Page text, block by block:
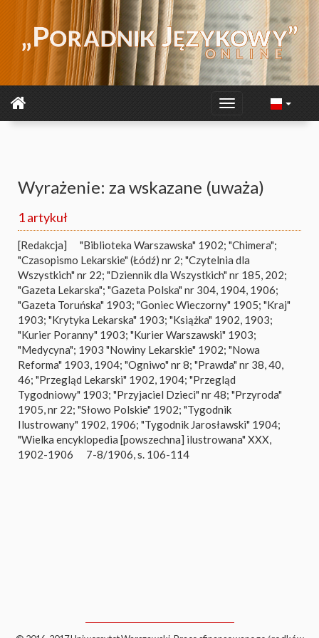
Wyrażenie: za wskazane (uważa)
1 artykuł
[Redakcja]
"Biblioteka Warszawska" 1902; "Chimera";
"Czasopismo Lekarskie" (Łódź) nr 2; "Czytelnia dla
Wszystkich" nr 22; "Dziennik dla Wszystkich" nr 185, 202;
"Gazeta Lekarska"; "Gazeta Polska" nr 304, 1904, 1906;
"Gazeta Toruńska" 1903; "Goniec Wieczorny" 1905; "Kraj"
1903; "Krytyka Lekarska" 1903; "Książka" 1902, 1903;
"Kurier Poranny" 1903; "Kurier Warszawski" 1903;
"Medycyna"; 1903 "Nowiny Lekarskie" 1902; "Nowa
Reforma" 1903, 1904; "Ogniwo" nr 8; "Prawda" nr 38, 40,
46; "Przegląd Lekarski" 1902, 1904; "Przegląd
Tygodniowy" 1903; "Przyjaciel Dzieci" nr 48; "Przyroda"
1905, nr 22; "Słowo Polskie" 1902; "Tygodnik
Ilustrowany" 1902, 1906; "Tygodnik Jarosławski" 1904;
"Wielka encyklopedia [powszechna] ilustrowana" XXX,
1902-1906
7-8/1906, s. 106-114